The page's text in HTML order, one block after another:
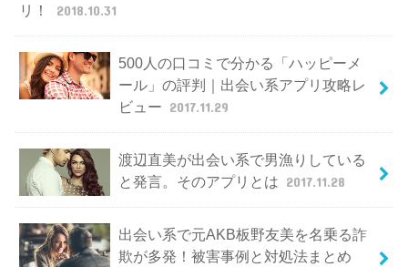
リ！
2018.10.31
500人の口コミで分かる「ハッピーメ
ール」の評判｜出会い系アプリ攻略レ
ビュー 2017.11.29
渡辺直美が出会い系で男漁りしている
と発言。そのアプリとは 2017.11.28
出会い系で元AKB板野友美を名乗る詐
欺が多発！被害事例と対処法まとめ